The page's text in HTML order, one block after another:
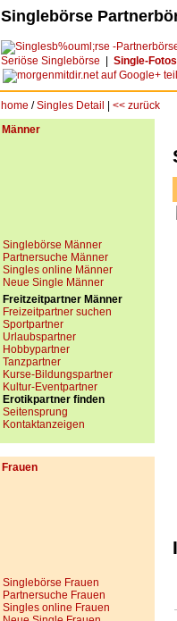
Singlebörse
Seriöse Singlebörse Single-Fotos
home /Singles Detail << zurück
Männer
Singlebörse Männer
Partnersuche Männer
Singles online Männer
Neue Single Männer
Freitzeitpartner Männer
Freizeitpartner suchen
Sportpartner
Urlaubspartner
Hobbypartner
Tanzpartner
Kurse-Bildungspartner
Kultur-Eventpartner
Erotikpartner finden
Seitensprung
Kontaktanzeigen
Frauen
Singlebörse Frauen
Partnersuche Frauen
Singles online Frauen